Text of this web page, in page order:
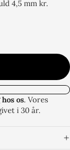
4,5 mm kr.
os. Vores
i 30 år.